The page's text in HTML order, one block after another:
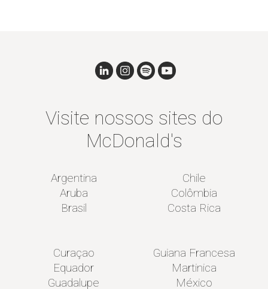
Visite nossos sites do
McDonald's
Argentina
Aruba
Brasil
Chile
Colômbia
Costa Rica
Curaçao
Equador
Guadalupe
Guiana Francesa
Martinica
México